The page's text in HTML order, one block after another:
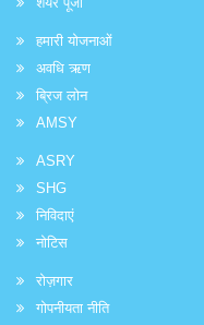
हमारी योजनाओं
अवधि ऋण
ब्रिज लोन
AMSY
ASRY
SHG
निविदाएं
नोटिस
रोज़गार
गोपनीयता नीति